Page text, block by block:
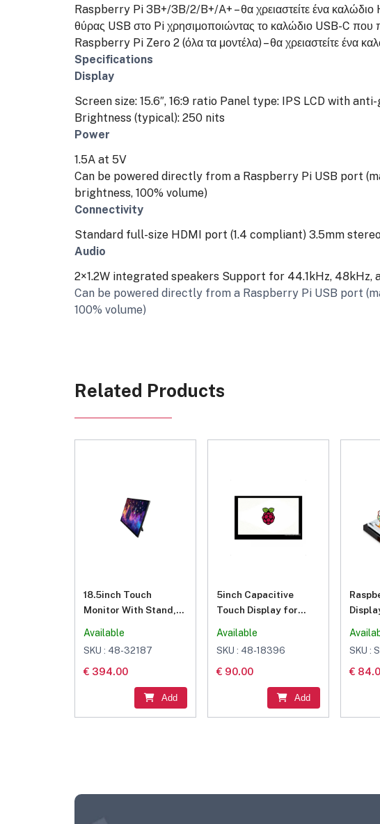
Raspberry Pi 3B+/3B/2/B+/A+ – θα χρειαστείτε ένα καλώδιο
θύρας USB στο Pi χρησιμοποιώντας το καλώδιο USB-C που
Raspberry Pi Zero 2 (όλα τα μοντέλα) – θα χρειαστείτε ένα
Specifications
Display
Screen size: 15.6″, 16:9 ratio Panel type: IPS LCD with
Brightness (typical): 250 nits
Power
1.5A at 5V
Can be powered directly from a Raspberry Pi USB port
brightness, 100% volume)
Connectivity
Standard full-size HDMI port (1.4 compliant) 3.5mm
Audio
2×1.2W integrated speakers Support for 44.1kHz, 48kHz,
Can be powered directly from a Raspberry Pi USB port
100% volume)
Related Products
18.5inch Touch
Monitor With Stand,
Refresh Rate, Mini
HDMI / Type-C Display
Ports, IPS Screen, 10-
Available
SKU : 48-32187
€ 394.00
Add
5inch Capacitive
Touch Display for
Available
SKU : 48-18396
€ 90.00
Add
SKU :
€